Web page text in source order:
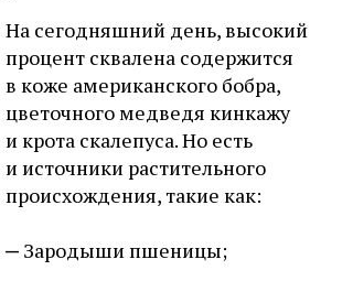
На сегодняшний день, высокий
процент сквалена содержится
в коже американского бобра,
цветочного медведя кинкажу
и крота скалепуса. Но есть
и источники растительного
происхождения, такие как:
Зародыши пшеницы;